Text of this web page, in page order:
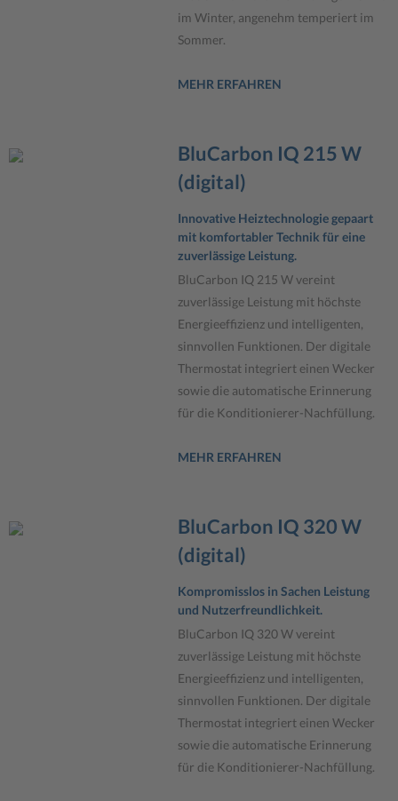
im Winter, angenehm temperiert im
Sommer.
MEHR ERFAHREN
BluCarbon IQ 215 W
(digital)
Innovative Heiztechnologie gepaart
mit komfortabler Technik für eine
zuverlässige Leistung.
BluCarbon IQ 215 W vereint
zuverlässige Leistung mit höchste
Energieeffizienz und intelligenten,
sinnvollen Funktionen. Der digitale
Thermostat integriert einen Wecker
sowie die automatische Erinnerung
für die Konditionierer-Nachfüllung.
MEHR ERFAHREN
BluCarbon IQ 320 W
(digital)
Kompromisslos in Sachen Leistung
und Nutzerfreundlichkeit.
BluCarbon IQ 320 W vereint
zuverlässige Leistung mit höchste
Energieeffizienz und intelligenten,
sinnvollen Funktionen. Der digitale
Thermostat integriert einen Wecker
sowie die automatische Erinnerung
für die Konditionierer-Nachfüllung.